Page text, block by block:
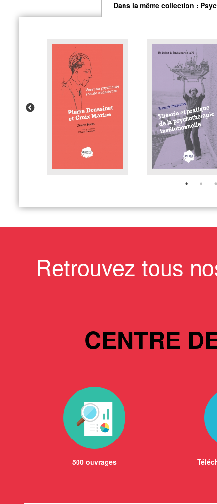
Dans la même collection :
Retrouvez tous
CENTRE
500 ouvrages